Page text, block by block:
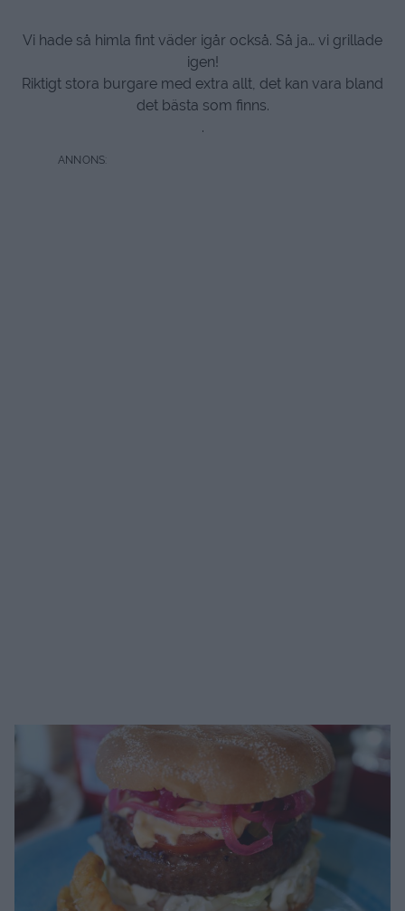
Vi hade så himla fint väder igår också. Så ja… vi grillade
igen!
Riktigt stora burgare med extra allt, det kan vara bland
det bästa som finns.
.